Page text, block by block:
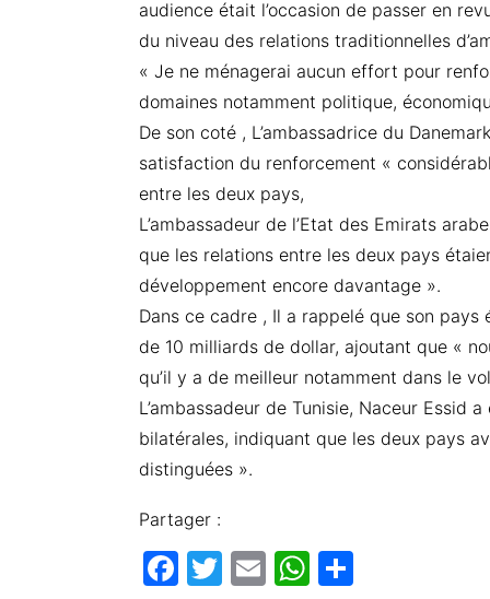
audience était l’occasion de passer en
du niveau des relations traditionnelles
« Je ne ménagerai aucun effort pour
domaines notamment politique,
De son coté , L’ambassadrice du
satisfaction du renforcement «
entre les deux pays,
L’ambassadeur de l’Etat des Emirats
que les relations entre les deux pays
développement encore davantage ».
Dans ce cadre , Il a rappelé que son
de 10 milliards de dollar, ajoutant que «
qu’il y a de meilleur notamment dans le
L’ambassadeur de Tunisie, Naceur Essid
bilatérales, indiquant que les deux pays
distinguées ».
Partager :
F
T
E
W